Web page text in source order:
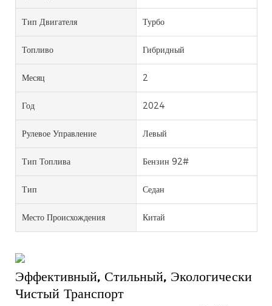
Тип Двигателя Турбо
Топливо Гибридный
Месяц 2
Год 2024
Рулевое Управление Левый
Тип Топлива Бензин 92#
Тип Седан
Место Происхождения Китай
Эффективный, Стильный, Экологически
Чистый Транспорт